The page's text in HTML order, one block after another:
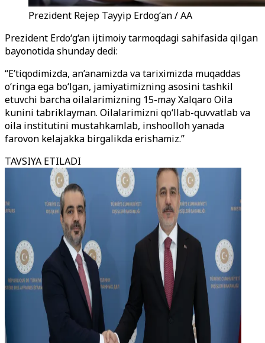
Prezident Rejep Tayyip Erdogʻan / AA
Prezident Erdo‘g‘an ijtimoiy tarmoqdagi sahifasida qilgan
bayonotida shunday dedi:
“E’tiqodimizda, an’anamizda va tariximizda muqaddas
o‘ringa ega bo‘lgan, jamiyatimizning asosini tashkil
etuvchi barcha oilalarimizning 15-may Xalqaro Oila
kunini tabriklayman. Oilalarimizni qo‘llab-quvvatlab va
oila institutini mustahkamlab, inshoolloh yanada
farovon kelajakka birgalikda erishamiz.”
TAVSIYA ETILADI